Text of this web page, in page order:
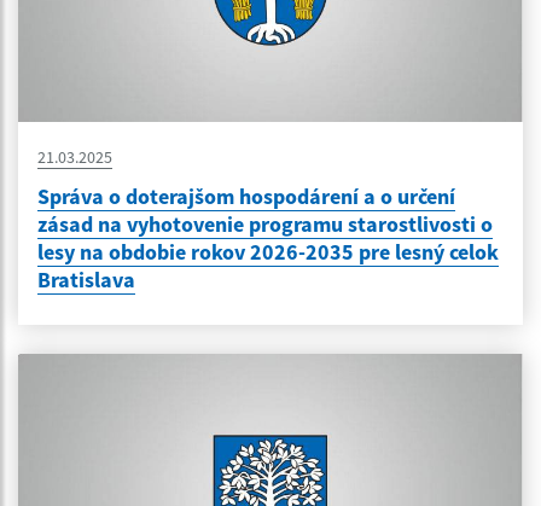
21.03.2025
Správa o doterajšom hospodárení a o určení
zásad na vyhotovenie programu starostlivosti o
lesy na obdobie rokov 2026-2035 pre lesný celok
Bratislava